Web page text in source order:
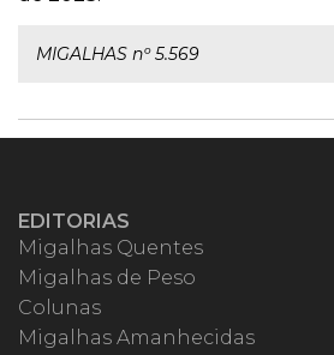
MIGALHAS nº 5.569
EDITORIAS
Migalhas Quentes
Migalhas de Peso
Colunas
Migalhas Amanhecidas